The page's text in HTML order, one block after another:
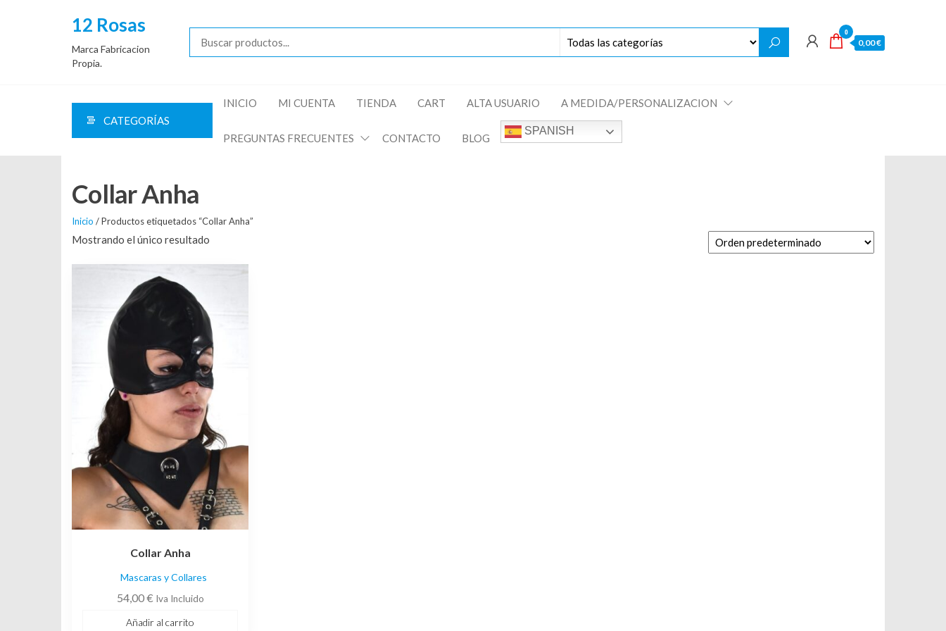
12 Rosas
Marca Fabricacion
Propia.
0
0,00 €
CATEGORÍAS
INICIO MI CUENTA TIENDA CART ALTA USUARIO A MEDIDA/PERSONALIZACION
PREGUNTAS FRECUENTES CONTACTO BLOG
SPANISH
Collar Anha
Inicio / Productos etiquetados “Collar Anha”
Mostrando el único resultado
Collar Anha
Mascaras y Collares
54,00€ Iva Incluido
Añadir al carrito